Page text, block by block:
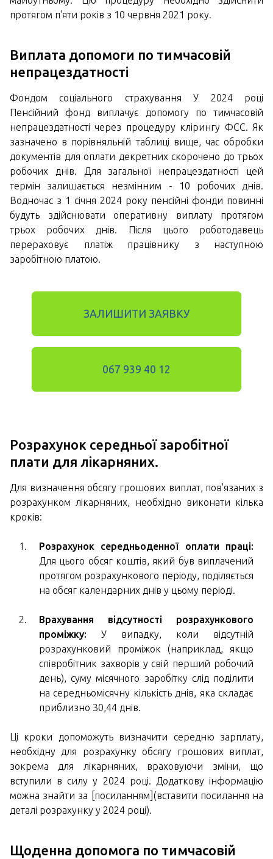
протягом п'яти років з 10 червня 2021 року.
Виплата допомоги по тимчасовій
непрацездатності
Фондом соціального страхування У 2024 році
Пенсійний фонд виплачує допомогу по тимчасовій
непрацездатності через процедуру клірингу ФСС. Як
зазначено в порівняльній таблиці вище, час обробки
документів для оплати декретних скорочено до трьох
робочих днів. Для загальної непрацездатності цей
термін залишається незмінним - 10 робочих днів.
Водночас з 1 січня 2024 року пенсійні фонди повинні
будуть здійснювати оперативну виплату протягом
трьох робочих днів. Після цього роботодавець
перераховує платіж працівнику з наступною
заробітною платою.
ЗАЛИШИТИ ЗАЯВКУ
067 939 40 12
Розрахунок середньої заробітної
плати для лікарняних.
Для визначення обсягу грошових виплат, пов'язаних з
розрахунком лікарняних, необхідно виконати кілька
кроків:
Розрахунок середньоденної оплати праці:
Для цього обсяг коштів, який був виплачений
протягом розрахункового періоду, поділяється
на обсяг календарних днів у цьому періоді.
Врахування відсутності розрахункового
проміжку: У випадку, коли відсутній
розрахунковий проміжок (наприклад, якщо
співробітник захворів у свій перший робочий
день), суму місячного заробітку слід поділити
на середньомісячну кількість днів, яка складає
приблизно 30,44 днів.
Ці кроки допоможуть визначити середню зарплату,
необхідну для розрахунку обсягу грошових виплат,
зокрема для лікарняних, враховуючи зміни, що
вступили в силу у 2024 році. Додаткову інформацію
можна знайти за [посиланням](вставити посилання на
деталі розрахунку у 2024 році).
Щоденна допомога по тимчасовій